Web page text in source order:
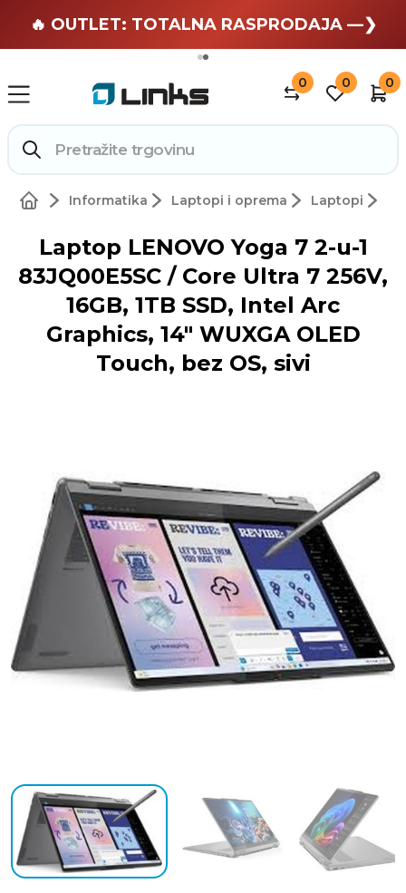
🏄 Zaslužuješ odmor —❯
🔥 OUTLET: TOTALNA RASPRODAJA —❯
0 0 0
Informatika Laptopi i oprema Laptopi
Laptop LENOVO Yoga 7 2-u-1
83JQ00E5SC / Core Ultra 7 256V,
16GB, 1TB SSD, Intel Arc
Graphics, 14" WUXGA OLED
Touch, bez OS, sivi